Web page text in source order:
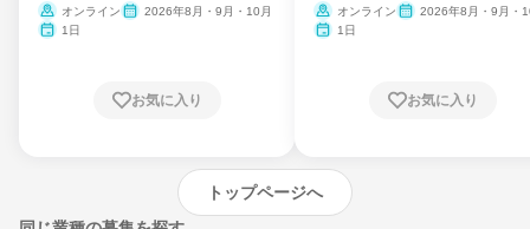
ム
オンライン
2026年8月・9月・10月
1日
お気に入り
オンライン
2026年8月・9月・
1日
お気に入り
トップページへ